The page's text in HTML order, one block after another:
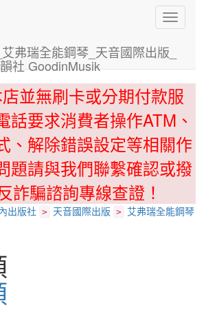
Toggle
並無刷卡或分期付款服
話要求消費者操作ATM、
、解除錯誤設定等相關作
題請與我們聯繫確認或撥
詐騙諮詢專線查證！
出版社 > 天音國際出版 > 艾弗瑞全能鋼琴